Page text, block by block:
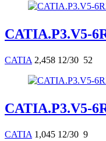
CATIA.P3.V5-
CATIA 2,458 12/30 52
CATIA.P3.V5-
CATIA 1,045 12/30 9